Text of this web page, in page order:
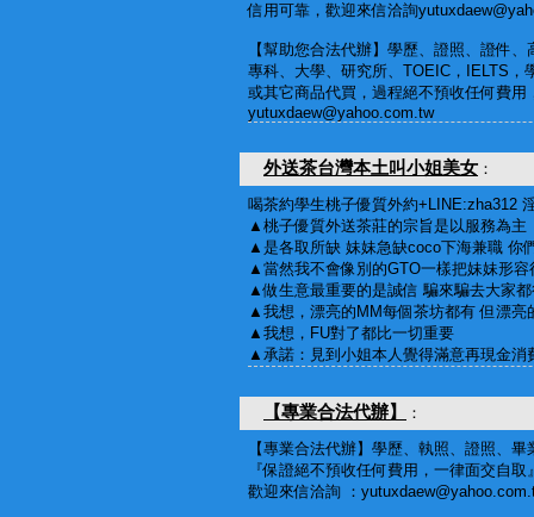
信用可靠，歡迎來信洽詢
【幫助您合法代辦】學歷、證照、證件、
專科、大學、研究所、TOEIC，IELTS，
或其它商品代買，過程絕不預收任何費用
yutuxdaew@yahoo.com.tw
外送茶台灣本土叫小姐美女 ：
喝茶約學生桃子優質外約+LINE:zha312
▲桃子優質外送茶莊的宗旨是以服務為主
▲是各取所缺 妹妹急缺coco下海兼職 你
▲當然我不會像別的GTO一樣把妹妹形
▲做生意最重要的是誠信 騙來騙去大家
▲我想，漂亮的MM每個茶坊都有 但漂亮
▲我想，FU對了都比一切重要
▲承諾：見到小姐本人覺得滿意再現金消
【專業合法代辦】
：
【專業合法代辦】學歷、執照、證照、畢
『保證絕不預收任何費用，一律面交自取
歡迎來信洽詢 ：